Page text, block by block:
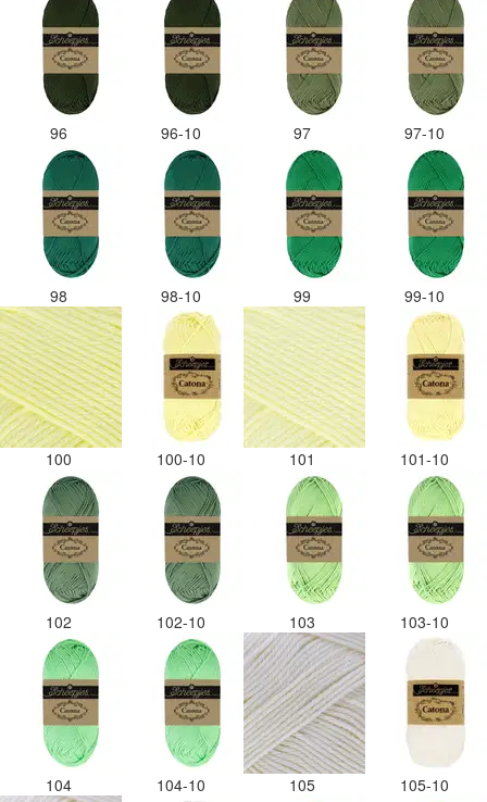
96 96-10 97 97-10
98 98-10 99 99-10
100 100-10 101 101-10
102 102-10 103 103-10
104 104-10 105 105-10